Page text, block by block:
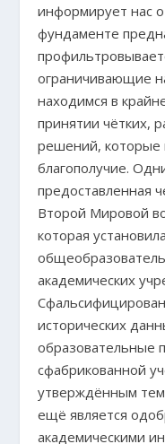
информирует нас
фундаменте
ограничивающие
находимся в
принятии чётких,
решений,
благополучие.
предоставленная
Второй Мировой
которая
академических
исторических
образовательные
сфабрикованной
утверждённым
ещё является
академическими